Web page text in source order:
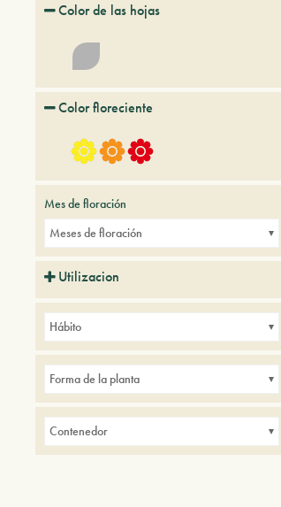
Color de las hojas
Color floreciente
Mes de floración
Meses de floración
Utilizacion
Parques
Pequeños jardines
Hábito
Forma de la planta
Contenedor